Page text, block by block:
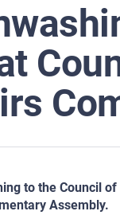
to the Council
Assembly.